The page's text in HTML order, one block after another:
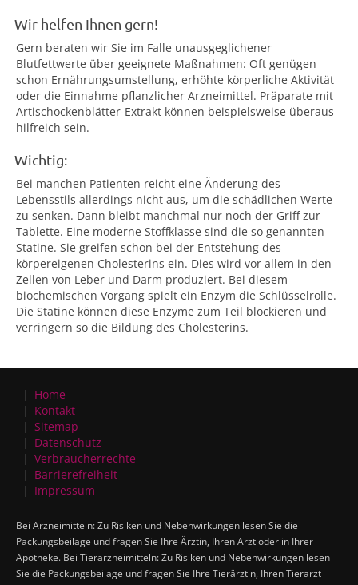
Wir helfen Ihnen gern!
Gern beraten wir Sie im Falle unausgeglichener
Blutfettwerte über geeignete Maßnahmen: Oft genügen
schon Ernährungsumstellung, erhöhte körperliche Aktivität
oder die Einnahme pflanzlicher Arzneimittel. Präparate mit
Artischockenblätter-Extrakt können beispielsweise überaus
hilfreich sein.
Wichtig:
Bei manchen Patienten reicht eine Änderung des
Lebensstils allerdings nicht aus, um die schädlichen Werte
zu senken. Dann bleibt manchmal nur noch der Griff zur
Tablette. Eine moderne Stoffklasse sind die so genannten
Statine. Sie greifen schon bei der Entstehung des
körpereigenen Cholesterins ein. Dies wird vor allem in den
Zellen von Leber und Darm produziert. Bei diesem
biochemischen Vorgang spielt ein Enzym die Schlüsselrolle.
Die Statine können diese Enzyme zum Teil blockieren und
verringern so die Bildung des Cholesterins.
Home
Kontakt
Sitemap
Datenschutz
Verbraucherrechte
Barrierefreiheit
Impressum
Bei Arzneimitteln: Zu Risiken und Nebenwirkungen lesen Sie die
Packungsbeilage und fragen Sie Ihre Ärztin, Ihren Arzt oder in Ihrer
Apotheke. Bei Tierarzneimitteln: Zu Risiken und Nebenwirkungen lesen
Sie die Packungsbeilage und fragen Sie Ihre Tierärztin, Ihren Tierarzt